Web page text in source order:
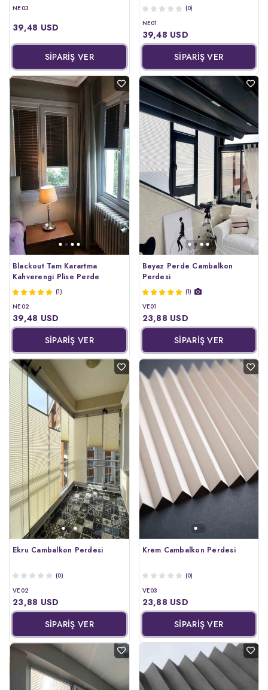
NE03
39,48 USD
SİPARİŞ VER
(0)
NE01
39,48 USD
SİPARİŞ VER
Blackout Tam Karartma
Kahverengi Plise Perde
(1)
NE02
39,48 USD
SİPARİŞ VER
Beyaz Perde Cambalkon
Perdesi
(1)
VE01
23,88 USD
SİPARİŞ VER
Ekru Cambalkon Perdesi
(0)
VE02
23,88 USD
SİPARİŞ VER
Krem Cambalkon Perdesi
(0)
VE03
23,88 USD
SİPARİŞ VER